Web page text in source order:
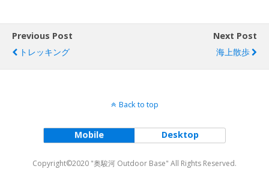
Previous Post
トレッキング
Next Post
海上散歩
Back to top
Mobile Desktop
Copyright©2020 "奥駿河 Outdoor Base" All Rights Reserved.